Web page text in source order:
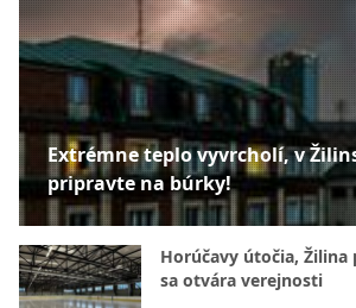
Extrémne teplo vyvrcholí, v
pripravte na búrky!
Horúčavy útočia,
sa otvára verejnosti